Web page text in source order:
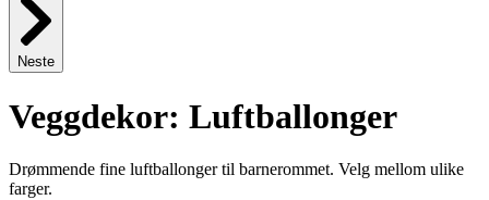
Neste
Veggdekor: Luftballonger
Drømmende fine luftballonger til barnerommet. Velg mellom ulike
farger.